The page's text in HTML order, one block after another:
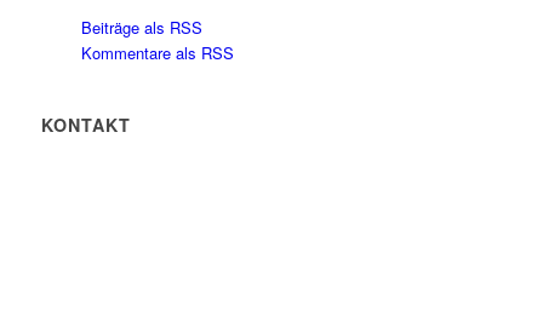
Beiträge als RSS
Kommentare als RSS
KONTAKT